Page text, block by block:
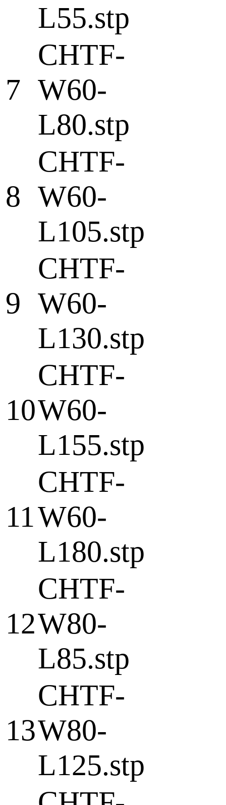
L55.stp
7
CHTF-
W60-
L80.stp
8
CHTF-
W60-
L105.stp
9
CHTF-
W60-
L130.stp
10
CHTF-
W60-
L155.stp
11
CHTF-
W60-
L180.stp
12
CHTF-
W80-
L85.stp
13
CHTF-
W80-
L125.stp